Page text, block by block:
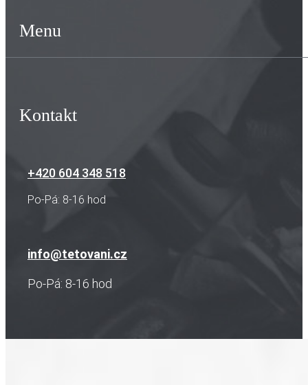
Menu
Kontakt
+420 604 348 518
Po-Pá: 8-16 hod
info@tetovani.cz
Po-Pá: 8-16 hod